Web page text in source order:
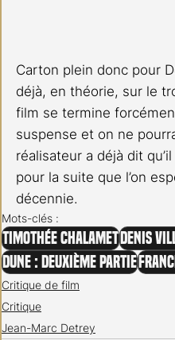
Carton plein donc pour
déjà, en théorie, sur le
film se termine
suspense et on ne
réalisateur a déjà dit
pour la suite que l’on
décennie.
Mots-clés :
Timothée Chalamet Denis
Dune : Deuxième Partie
Critique de film
Critique
Jean-Marc Detrey